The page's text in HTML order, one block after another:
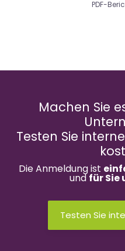
PDF-
Machen Sie
Testen Sie
Die Anmeldung ist
undfür Sie
Testen Sie